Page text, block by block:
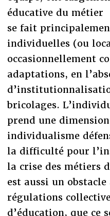
éducative du métier
se fait
individuelles (ou
occasionnellement
adaptations, en
bricolages.
prend une
individualisme
la difficulté pour
la crise des métiers
est aussi un
régulations
d’éducation, que ce